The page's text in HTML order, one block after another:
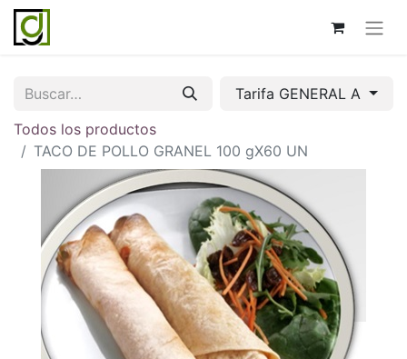
Tarifa GENERAL A
Todos los productos
TACO DE POLLO GRANEL 100 gX60 UN